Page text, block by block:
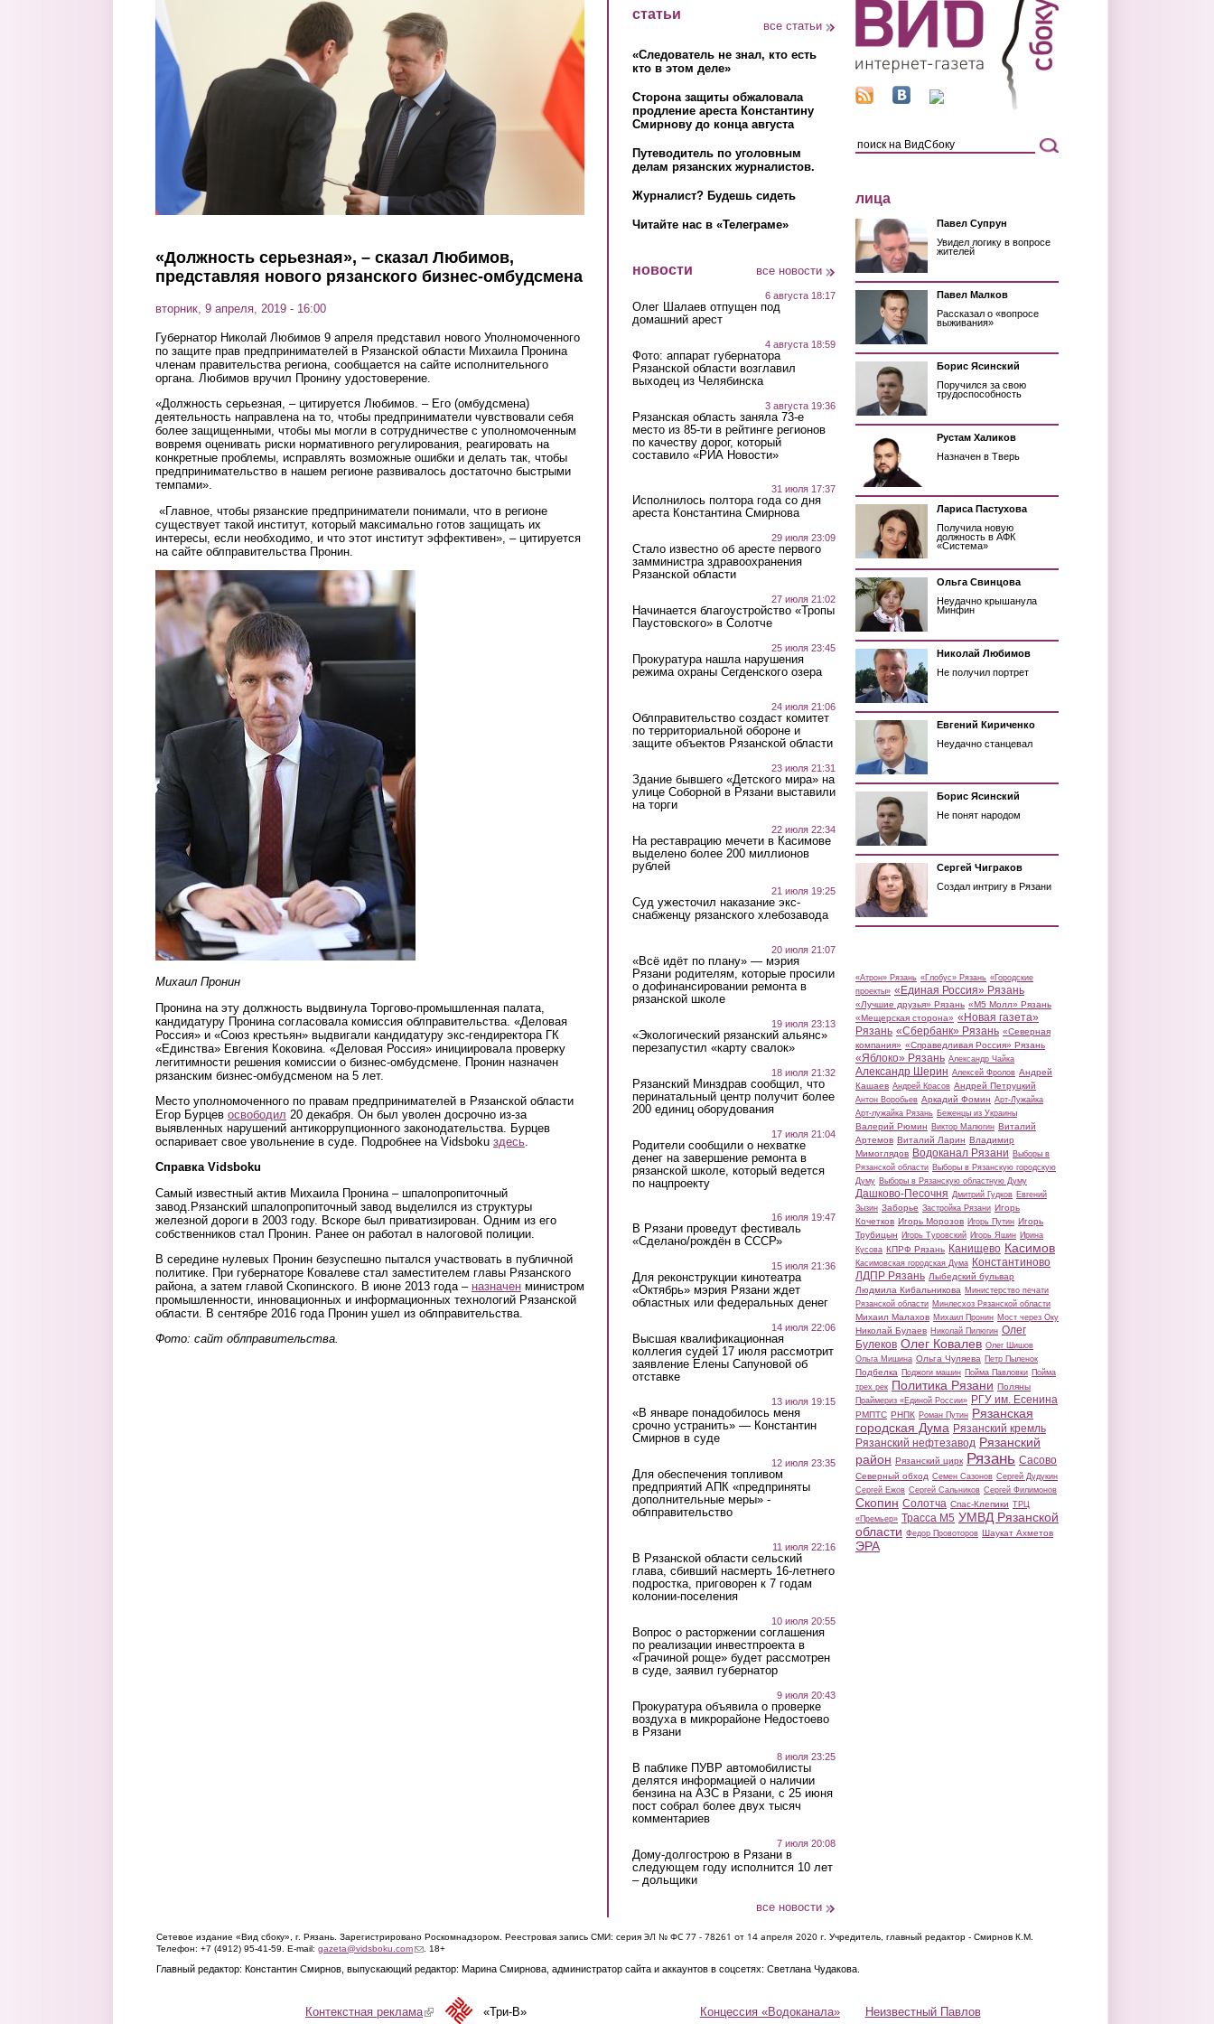
«Должность серьезная», – сказал Любимов,
представляя нового рязанского бизнес-омбудсмена
вторник, 9 апреля, 2019 - 16:00
Губернатор Николай Любимов 9 апреля представил нового Уполномоченного
по защите прав предпринимателей в Рязанской области Михаила Пронина
членам правительства региона, сообщается на сайте исполнительного
органа. Любимов вручил Пронину удостоверение.
«Должность серьезная, – цитируется Любимов. – Его (омбудсмена)
деятельность направлена на то, чтобы предприниматели чувствовали себя
более защищенными, чтобы мы могли в сотрудничестве с уполномоченным
вовремя оценивать риски нормативного регулирования, реагировать на
конкретные проблемы, исправлять возможные ошибки и делать так, чтобы
предпринимательство в нашем регионе развивалось достаточно быстрыми
темпами».
«Главное, чтобы рязанские предприниматели понимали, что в регионе
существует такой институт, который максимально готов защищать их
интересы, если необходимо, и что этот институт эффективен», – цитируется
на сайте облправительства Пронин.
5.jpg
Михаил Пронин
Пронина на эту должность выдвинула Торгово-промышленная палата,
кандидатуру Пронина согласовала комиссия облправительства. «Деловая
Россия» и «Союз крестьян» выдвигали кандидатуру экс-гендиректора ГК
«Единства» Евгения Коковина. «Деловая Россия» инициировала проверку
легитимности решения комиссии о бизнес-омбудсмене. Пронин назначен
рязанским бизнес-омбудсменом на 5 лет.
Место уполномоченного по правам предпринимателей в Рязанской области
Егор Бурцев освободил 20 декабря. Он был уволен досрочно из-за
выявленных нарушений антикоррупционного законодательства. Бурцев
оспаривает свое увольнение в суде. Подробнее на Vidsboku здесь
Справка Vidsboku
Самый известный актив Михаила Пронина – шпалопропиточный
завод.Рязанский шпалопропиточный завод выделился из структуры
железной дороги в 2003 году. Вскоре был приватизирован. Одним из его
собственников стал Пронин. Ранее он работал в налоговой полиции.
В середине нулевых Пронин безуспешно пытался участвовать в публичной
политике. При губернаторе Ковалеве стал заместителем главы Рязанского
района, а затем главой Скопинского. В июне 2013 года – назначен министром
промышленности, инновационных и информационных технологий Рязанской
области. В сентябре 2016 года Пронин ушел из облправительства.
Фото: сайт облправительства.
статьи
все статьи
«Следователь не знал, кто есть
кто в этом деле»
Сторона защиты обжаловала
продление ареста Константину
Смирнову до конца августа
Путеводитель по уголовным
делам рязанских журналистов.
Журналист? Будешь сидеть
Читайте нас в «Телеграме»
новости все новости
6 августа 18:17
Олег Шалаев отпущен под
домашний арест
4 августа 18:59
Фото: аппарат губернатора
Рязанской области возглавил
выходец из Челябинска
3 августа 19:36
Рязанская область заняла 73-е
место из 85-ти в рейтинге регионов
по качеству дорог, который
составило «РИА Новости»
31 июля 17:37
Исполнилось полтора года со дня
ареста Константина Смирнова
29 июля 23:09
Стало известно об аресте первого
замминистра здравоохранения
Рязанской области
27 июля 21:02
Начинается благоустройство «Тропы
Паустовского» в Солотче
25 июля 23:45
Прокуратура нашла нарушения
режима охраны Сегденского озера
24 июля 21:06
Облправительство создаст комитет
по территориальной обороне и
защите объектов Рязанской области
23 июля 21:31
Здание бывшего «Детского мира» на
улице Соборной в Рязани выставили
на торги
22 июля 22:34
На реставрацию мечети в Касимове
выделено более 200 миллионов
рублей
21 июля 19:25
Суд ужесточил наказание экс-
снабженцу рязанского хлебозавода
20 июля 21:07
«Всё идёт по плану» — мэрия
Рязани родителям, которые просили
о дофинансировании ремонта в
рязанской школе
19 июля 23:13
«Экологический рязанский альянс»
перезапустил «карту свалок»
18 июля 21:32
Рязанский Минздрав сообщил, что
перинатальный центр получит более
200 единиц оборудования
17 июля 21:04
Родители сообщили о нехватке
денег на завершение ремонта в
рязанской школе, который ведется
по нацпроекту
16 июля 19:47
В Рязани проведут фестиваль
«Сделано/рождён в СССР»
15 июля 21:36
Для реконструкции кинотеатра
«Октябрь» мэрия Рязани ждет
областных или федеральных денег
14 июля 22:06
Высшая квалификационная
коллегия судей 17 июля рассмотрит
заявление Елены Сапуновой об
отставке
13 июля 19:15
«В январе понадобилось меня
срочно устранить» — Константин
Смирнов в суде
12 июля 23:35
Для обеспечения топливом
предприятий АПК «предприняты
дополнительные меры» -
облправительство
11 июля 22:16
В Рязанской области сельский
глава, сбивший насмерть 16-летнего
подростка, приговорен к 7 годам
колонии-поселения
10 июля 20:55
Вопрос о расторжении соглашения
по реализации инвестпроекта в
«Грачиной роще» будет рассмотрен
в суде, заявил губернатор
9 июля 20:43
Прокуратура объявила о проверке
воздуха в микрорайоне Недостоево
в Рязани
8 июля 23:25
В паблике ПУВР автомобилисты
делятся информацией о наличии
бензина на АЗС в Рязани, с 25 июня
пост собрал более двух тысяч
комментариев
7 июля 20:08
Дому-долгострою в Рязани в
следующем году исполнится 10 лет
– дольщики
все новости
лица
Павел Супрун
Увидел логику в вопросе
жителей
Павел Малков
Рассказал о «вопросе
выживания»
Борис Ясинский
Поручился за свою
трудоспособность
Рустам Халиков
Назначен в Тверь
Лариса Пастухова
Получила новую
должность в АФК
«Система»
Ольга Свинцова
Неудачно крышанула
Минфин
Николай Любимов
Не получил портрет
Евгений Кириченко
Неудачно станцевал
Борис Ясинский
Не понят народом
Сергей Чиграков
Создал интригу в Рязани
«Атрон» Рязань «Глобус» Рязань «Городские
проекты» «Единая Россия» Рязань
«Лучшие друзья» Рязань «М5 Молл» Рязань
«Мещерская сторона» «Новая газета»
Рязань «Сбербанк» Рязань «Северная
компания» «Справедливая Россия» Рязань
«Яблоко» Рязань Александр Чайка
Александр Шерин Алексей Фролов Андрей
Кашаев Андрей Красов Андрей Петруцкий
Антон Воробьев Аркадий Фомин Арт-Лужайка
Арт-лужайка Рязань Беженцы из Украины
Валерий Рюмин Виктор Малюгин Виталий
Артемов Виталий Ларин Владимир
Мимоглядов Водоканал Рязани Выборы в
Рязанской области Выборы в Рязанскую городскую
Думу Выборы в Рязанскую областную Думу
Дашково-Песочня Дмитрий Гудков Евгений
Зызин Заборье Застройка Рязани Игорь
Кочетков Игорь Морозов Игорь Путин Игорь
Трубицын Игорь Туровский Игорь Яшин Ирина
Кусова КПРФ Рязань Канищево Касимов
Касимовская городская Дума Константиново
ЛДПР Рязань Лыбедский бульвар
Людмила Кибальникова Министерство печати
Рязанской области Минлесхоз Рязанской области
Михаил Малахов Михаил Пронин Мост через Оку
Николай Булаев Николай Пилюгин Олег
Булеков Олег Ковалев Олег Шишов
Ольга Мишина Ольга Чуляева Петр Пыленок
Подбелка Поджоги машин Пойма Павловки Пойма
трех рек Политика Рязани Поляны
Праймериз «Единой России» РГУ им. Есенина
РМПТС РНПК Роман Путин Рязанская
городская Дума Рязанский кремль
Рязанский нефтезавод Рязанский
район Рязанский цирк Рязань Сасово
Северный обход Семен Сазонов Сергей Дудукин
Сергей Ежов Сергей Сальников Сергей Филимонов
Скопин Солотча Спас-Клепики ТРЦ
«Премьер» Трасса М5 УМВД Рязанской
области Федор Провоторов Шаукат Ахметов
ЭРА
Сетевое издание «Вид сбоку», г. Рязань. Зарегистрировано Роскомнадзором. Реестровая запись СМИ: серия ЭЛ № ФС 77 - 78261 от 14 апреля 2020 г. Учредитель, главный редактор - Смирнов К.М.
Телефон: +7 (4912) 95-41-59. E-mail: gazeta@vidsboku.com(link sends e-mail)
. 18+
Главный редактор: Константин Смирнов, выпускающий редактор: Марина Смирнова, администратор сайта и аккаунтов в соцсетях: Светлана Чудакова.
Концессия «Водоканала» Неизвестный Павлов
Контекстная реклама(link is external)«Три-В»